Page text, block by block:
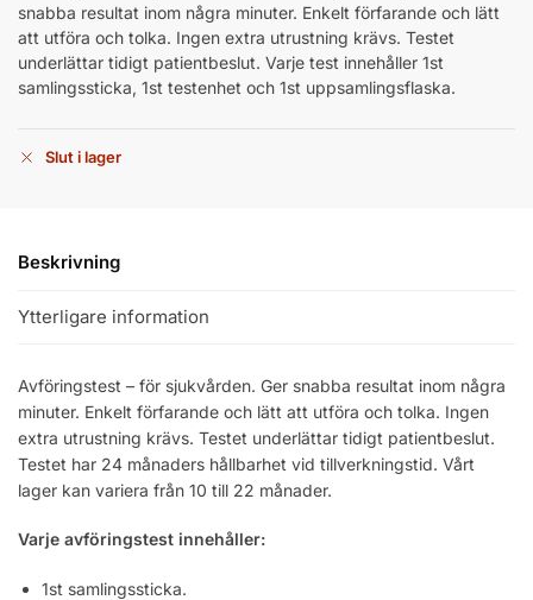
snabba resultat inom några minuter. Enkelt förfarande och lätt
att utföra och tolka. Ingen extra utrustning krävs. Testet
underlättar tidigt patientbeslut. Varje test innehåller 1st
samlingssticka, 1st testenhet och 1st uppsamlingsflaska.
Slut i lager
Beskrivning
Ytterligare information
Avföringstest – för sjukvården. Ger snabba resultat inom några
minuter. Enkelt förfarande och lätt att utföra och tolka. Ingen
extra utrustning krävs. Testet underlättar tidigt patientbeslut.
Testet har 24 månaders hållbarhet vid tillverkningstid. Vårt
lager kan variera från 10 till 22 månader.
Varje avföringstest innehåller:
1st samlingssticka.